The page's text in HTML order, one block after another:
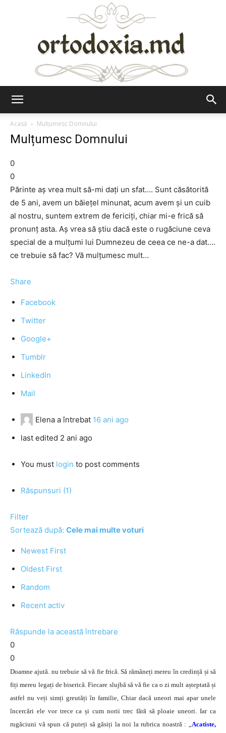
Acasă
Mulțumesc Domnului
Mulțumesc Domnului
0
0
Părinte aș vrea mult să-mi dați un sfat…. Sunt căsătorită
de 5 ani, avem un băiețel minunat, acum avem și un cuib
al nostru, suntem extrem de fericiți, chiar mi-e frică să
pronunț asta. Aș vrea să știu dacă este o rugăciune ceva
special de a mulțumi lui Dumnezeu de ceea ce ne-a dat….
ce trebuie să fac? Vă mulțumesc mult…
Share
Facebook
Twitter
Google+
Tumblr
LinkedIn
Mail
Elena a întrebat 16 ani ago
last edited 2 ani ago
You must login to post comments
Răspunsuri (1)
Filter
Sortează după: Cele mai multe voturi
Newest First
Oldest First
Random
Recent activ
Răspunde la această întrebare
0
0
Doamne ajută. nu trebuie să vă fie frică. Să rămâneți mereu în credință și să
fiți mereu legați de biserică. Fiecare slujbă să vă fie ca o zi mult așteptată și
astfel nu veți simți greutăți în familie, Chiar dacă uneori mai apar unele
încercări ele vor trece ca și cum norii trec fără să ploaie uneori. Iar ca
rugăciuni vă spun că puteți să găsiți la noi la rubrica noastră : „Acatiste,